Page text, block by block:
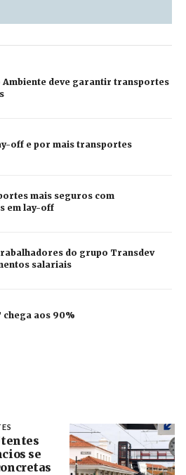
deve garantir transportes
off e por mais transportes
mais seguros com
em lay-off
do grupo Transdev
salariais
chega aos 90%
se